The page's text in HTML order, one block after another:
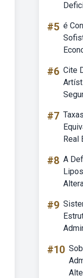
#5 é
#6 Cite
#7
Real
#8 A
#9
#10